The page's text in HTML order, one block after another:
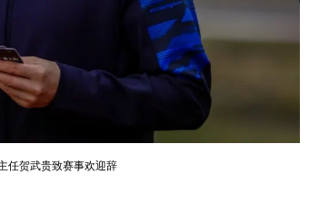
任贺武贵致赛事欢迎辞